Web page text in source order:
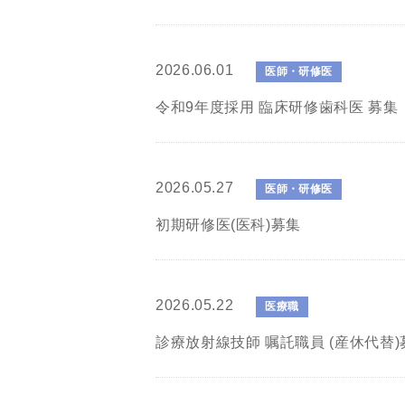
2026.06.01 医師・研修医
令和9年度採用 臨床研修歯科医 募集
2026.05.27 医師・研修医
初期研修医(医科)募集
2026.05.22 医療職
診療放射線技師 嘱託職員 (産休代替)